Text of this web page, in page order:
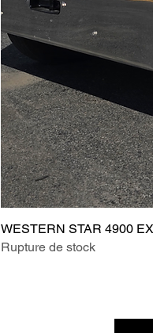
WESTERN STAR 4900
Rupture de stock